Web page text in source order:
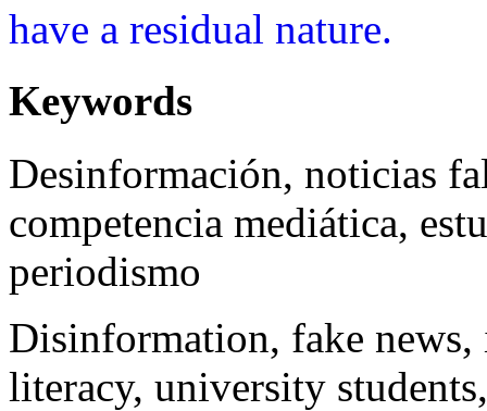
have a residual nature.
Keywords
Desinformación, noticias
competencia mediática,
periodismo
Disinformation, fake
literacy, university